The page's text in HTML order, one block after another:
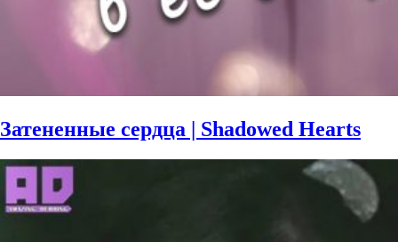
Затененные сердца | Shadowed Hearts